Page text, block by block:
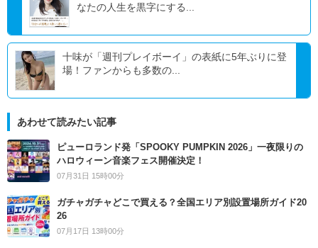
なたの人生を黒字にする...
十味が「週刊プレイボーイ」の表紙に5年ぶりに登
場！ファンからも多数の...
あわせて読みたい記事
ピューロランド発「SPOOKY PUMPKIN 2026」一夜限りの
ハロウィーン音楽フェス開催決定！
07月31日 15時00分
ガチャガチャどこで買える？全国エリア別設置場所ガイド20
26
07月17日 13時00分